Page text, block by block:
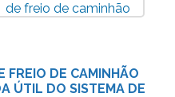
FREIO DE CAMINHÃO
ÚTIL DO SISTEMA DE